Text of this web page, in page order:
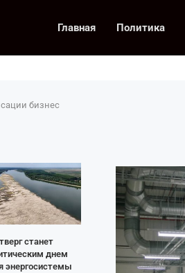
Главная Политика
бизнес
станет
днем
энергосистемы